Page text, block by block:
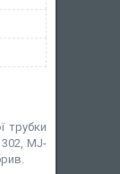
трубки
MJ-